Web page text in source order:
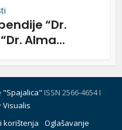
“Dr.
Alma...
"Spajalica" ISSN 2566-4654 I
Visualis
korištenja Oglašavanje